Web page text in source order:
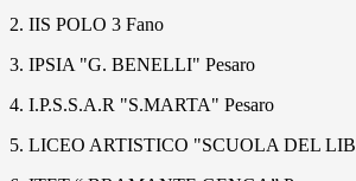
2. IIS POLO 3 Fano
3. IPSIA "G. BENELLI" Pesaro
4. I.P.S.S.A.R "S.MARTA" Pesaro
5. LICEO ARTISTICO "SCUOLA DEL